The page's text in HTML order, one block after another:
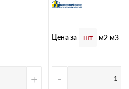
+
Цена за шт м2 м3
-